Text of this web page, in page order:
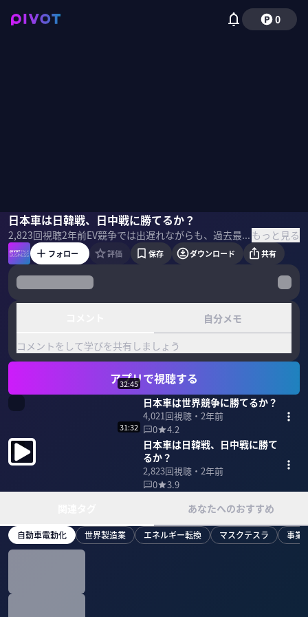
0
日本車は日韓戦、日中戦に勝てるか？
2,823回視聴2年前 EV競争では出遅れながらも、過去最高益を叩き出しているトヨタ、ホンダなどの日本車勢。日本車は世界競争に勝てるのか？最大のライバルはどこなのか？「カギは米国の日韓戦と東南アジアの日中戦」と語る自動車ジャーナリストの川端由美氏に聞いた。 もっと見る
川端由美佐々木紀彦
フォロー 評価 保存 ダウンロード 共有
自分メモ
コメントをして学びを共有しましょう
アプリで視聴する
32:45
日本車は世界競争に勝てるか？
4,021回視聴・ 2年前
0
4.2
31:32
日本車は日韓戦、日中戦に勝て
るか？
2,823回視聴・ 2年前
0
3.9
あなたへのおすすめ
自動車電動化 世界製造業 エネルギー転換 マスクテスラ 事業